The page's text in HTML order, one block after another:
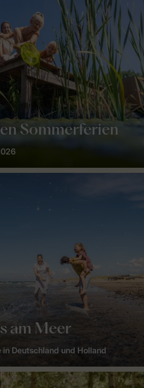
Sommerferien
am Meer
in Deutschland und Holland